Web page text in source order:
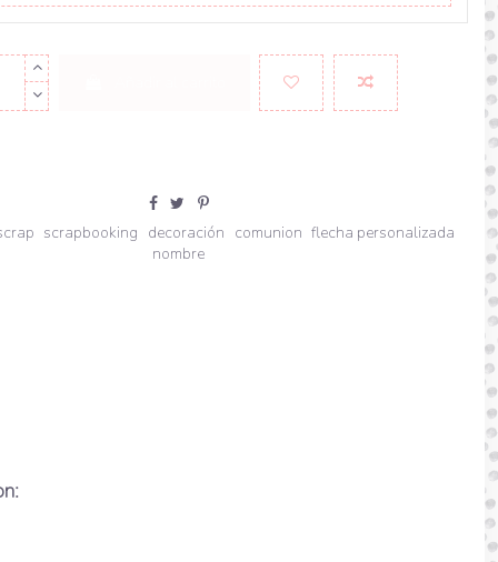
scrapbooking decoración comunion flecha personalizada
nombre